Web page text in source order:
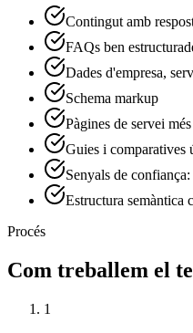
Contingut amb
FAQs ben
Dades d'empresa,
Schema markup
Pàgines de servei
Guies i comparatives
Senyals de confiança:
Estructura semàntica
Procés
Com treballem el
1